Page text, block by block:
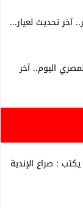
تحديث لعيار...
اليوم.. آخر
: صراع الإندية